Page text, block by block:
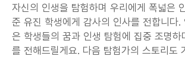
자신의 인생을 탐험하며 우리에게 폭넓은
준 유진 학생에게 감사의 인사를 전합니다.
은 학생들의 꿈과 인생 탐험에 집중 조명하
를 전해드릴게요. 다음 탐험가의 스토리도